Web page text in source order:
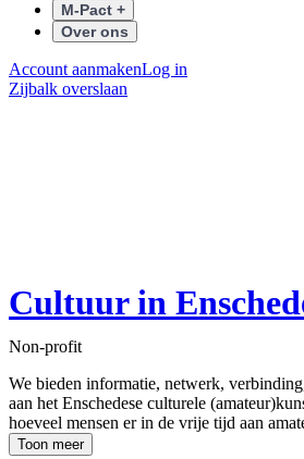
M-Pact +
Over ons
Account aanmakenLog in
Zijbalk overslaan
Cultuur in
Non-profit
We bieden informatie, netwerk,
aan het Enschedese culturele
hoeveel mensen er in de vrije tijd aan
Toon meer